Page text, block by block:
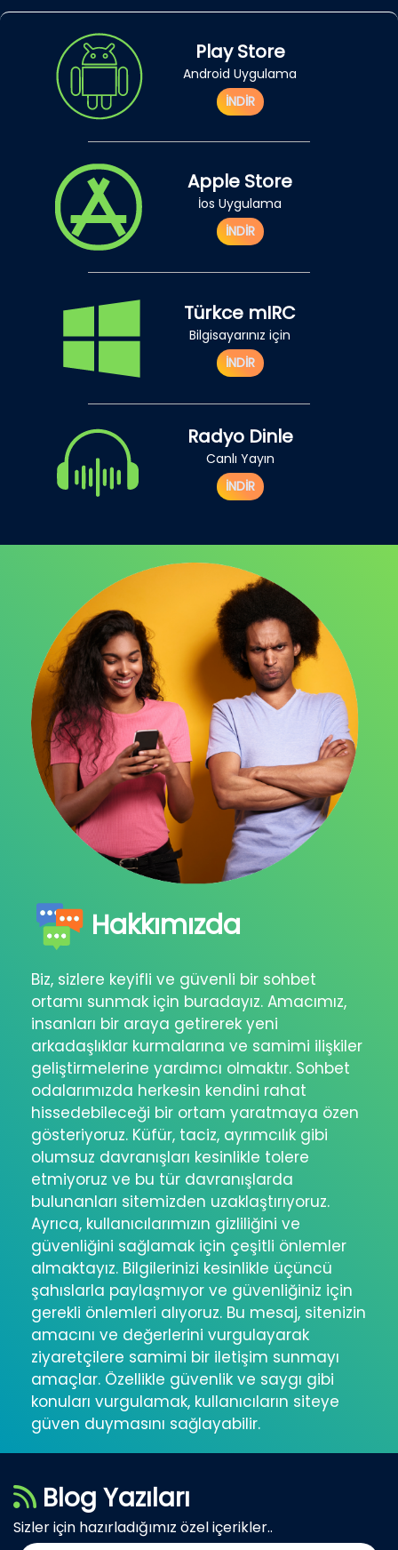
Play Store
Android Uygulama
İNDİR
Apple Store
İos Uygulama
İNDİR
Türkce mIRC
Bilgisayarınız için
İNDİR
Radyo Dinle
Canlı Yayın
İNDİR
Hakkımızda
Biz, sizlere keyifli ve güvenli bir sohbet
ortamı sunmak için buradayız. Amacımız,
insanları bir araya getirerek yeni
arkadaşlıklar kurmalarına ve samimi ilişkiler
geliştirmelerine yardımcı olmaktır. Sohbet
odalarımızda herkesin kendini rahat
hissedebileceği bir ortam yaratmaya özen
gösteriyoruz. Küfür, taciz, ayrımcılık gibi
olumsuz davranışları kesinlikle tolere
etmiyoruz ve bu tür davranışlarda
bulunanları sitemizden uzaklaştırıyoruz.
Ayrıca, kullanıcılarımızın gizliliğini ve
güvenliğini sağlamak için çeşitli önlemler
almaktayız. Bilgilerinizi kesinlikle üçüncü
şahıslarla paylaşmıyor ve güvenliğiniz için
gerekli önlemleri alıyoruz. Bu mesaj, sitenizin
amacını ve değerlerini vurgulayarak
ziyaretçilere samimi bir iletişim sunmayı
amaçlar. Özellikle güvenlik ve saygı gibi
konuları vurgulamak, kullanıcıların siteye
güven duymasını sağlayabilir.
Blog Yazıları
Sizler için hazırladığımız özel içerikler..